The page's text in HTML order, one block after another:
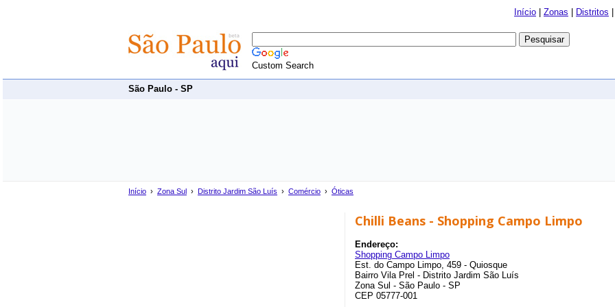
Início Zonas Distritos
Custom Search
São Paulo - SP
Início › Zona Sul › Distrito Jardim São Luís › Comércio › Óticas
Chilli Beans - Shopping Campo Limpo
Endereço:
Shopping Campo Limpo
Est. do Campo Limpo, 459 - Quiosque
Bairro Vila Prel - Distrito Jardim São Luís
Zona Sul - São Paulo - SP
CEP 05777-001